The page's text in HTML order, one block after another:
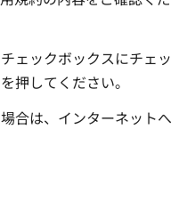
ェックボックスにチェッ
押してください。
合は、インターネットへ